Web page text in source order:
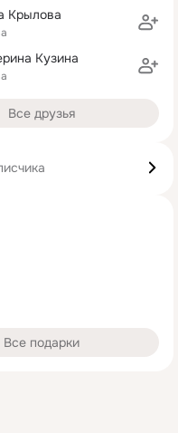
Крылова
Кузина
Все друзья
Все подарки